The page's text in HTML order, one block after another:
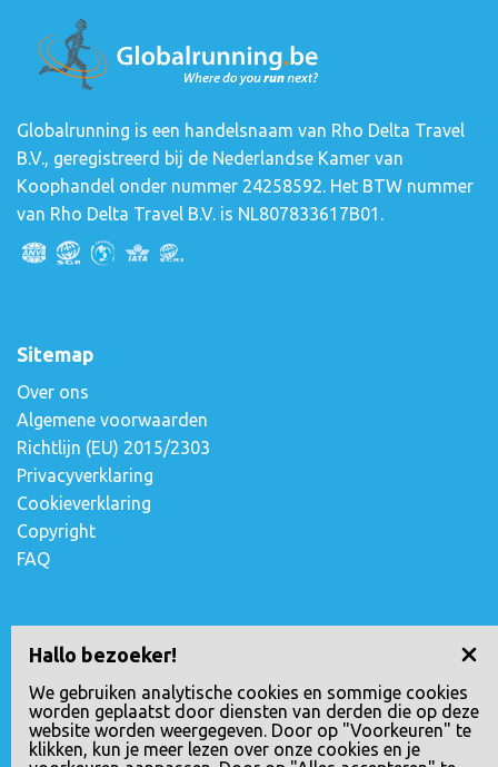
Hallo bezoeker!
We gebruiken analytische cookies en sommige cookies
worden geplaatst door diensten van derden die op deze
website worden weergegeven. Door op "Voorkeuren" te
klikken, kun je meer lezen over onze cookies en je
Globalrunning is een handelsnaam van Rho Delta Travel
B.V., geregistreerd bij de Nederlandse Kamer van
Koophandel onder nummer 24258592. Het BTW nummer
van Rho Delta Travel B.V. is NL807833617B01.
Sitemap
Over ons
Algemene voorwaarden
Richtlijn (EU) 2015/2303
Privacyverklaring
Cookieverklaring
Copyright
FAQ
Contact opnemen
Escudostraat 2
2991 XV Barendrecht, Nederland
010-4971180